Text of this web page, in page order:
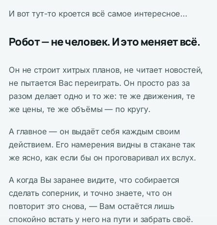
И вот тут-то кроется всё самое интересное...
Робот — не человек. И это меняет всё.
Он не строит хитрых планов, не читает новостей,
не пытается Вас переиграть. Он просто раз за
разом делает одно и то же: те же движения, те
же цены, те же объёмы — по кругу.
А главное — он выдаёт себя каждым своим
действием. Его намерения видны в стакане так
же ясно, как если бы он проговаривал их вслух.
А когда Вы заранее видите, что собирается
сделать соперник, и точно знаете, что он
повторит это снова, — Вам остаётся лишь
спокойно встать у него на пути и забрать своё.